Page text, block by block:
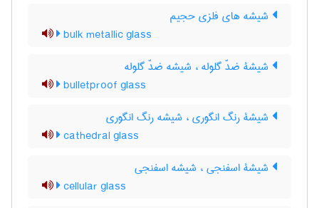
شیشه های فلزی حجیم
bulk metallic glass
شیشۀ ضدّ گلوله ، شیشه ضدّ گلوله
bulletproof glass
شیشۀ رنگ انگوری ، شیشه رنگ انگوری
cathedral glass
شیشۀ اسفنجی ، شیشه اسفنجی
cellular glass